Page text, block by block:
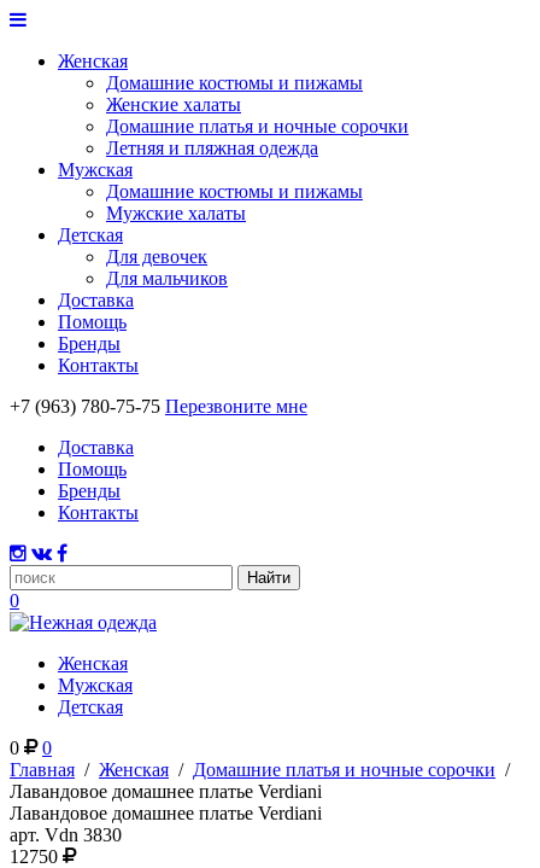
Женская
Домашние костюмы и пижамы
Женские халаты
Домашние платья и ночные сорочки
Летняя и пляжная одежда
Мужская
Домашние костюмы и пижамы
Мужские халаты
Детская
Для девочек
Для мальчиков
Доставка
Помощь
Бренды
Контакты
+7 (963) 780-75-75 Перезвоните мне
Доставка
Помощь
Бренды
Контакты
0
Женская
Мужская
Детская
0
0
Главная / Женская / Домашние платья и ночные сорочки /
Лавандовое домашнее платье Verdiani
Лавандовое домашнее платье Verdiani
арт. Vdn 3830
12750